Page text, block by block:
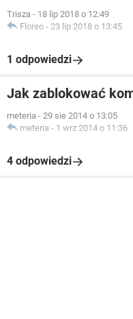
Trisza - 18 lip 2018 o 12:49
Floreo - 23 lip 2018 o 13:45
1 odpowiedzi
Jak zablokować
meteria - 29 sie 2014 o 13:05
meteria - 1 wrz 2014 o 11:36
4 odpowiedzi